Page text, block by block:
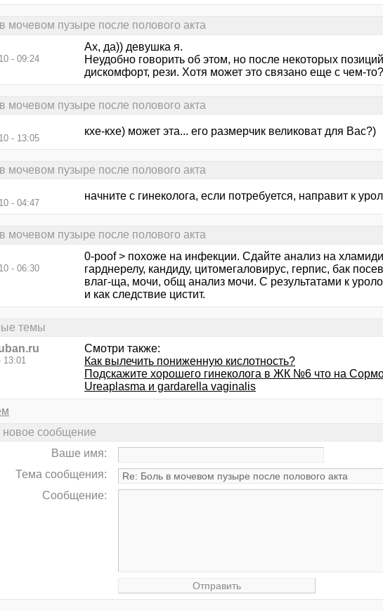
мочевом пузыре после полового акта
- 09:24
Ах, да)) девушка я.
Неудобно говорить об этом, но после некоторых
дискомфорт, рези. Хотя может это связано еще с чем-то?
мочевом пузыре после полового акта
- 13:05
кхе-кхе) может эта... его размерчик великоват для Вас?)
мочевом пузыре после полового акта
- 04:47
начните с гинеколога, если потребуется, направит к
мочевом пузыре после полового акта
- 06:30
0-poof > похоже на инфекции. Сдайте анализ на
гарднерелу, кандиду, цитомегаловирус, герпис, бак
влаг-ща, мочи, общ анализ мочи. С результатами к
и как следствие цистит.
темы
13:01
Смотри также:
Как вылечить пониженную кислотность?
Подскажите хорошего гинеколога в ЖК №6 что на
Ureaplasma и gardarella vaginalis
новое сообщение
Ваше имя:
Тема сообщения:
Сообщение: